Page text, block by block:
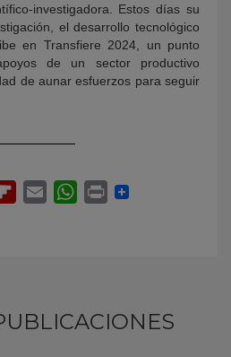
investigadora. Estos días su
el desarrollo tecnológico
en Transfiere 2024, un punto
de un sector productivo
de aunar esfuerzos para seguir